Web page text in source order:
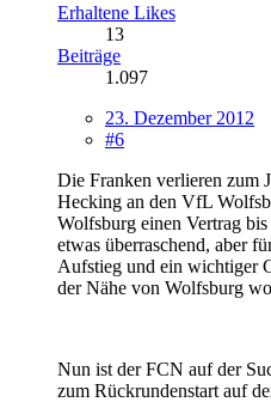
Erhaltene Likes
13
Beiträge
1.097
23. Dezember 2012
#6
Die Franken verlieren zum
Hecking an den VfL
Wolfsburg einen Vertrag
etwas überraschend, aber
Aufstieg und ein wichtiger
der Nähe von Wolfsburg
Nun ist der FCN auf der
zum Rückrundenstart auf